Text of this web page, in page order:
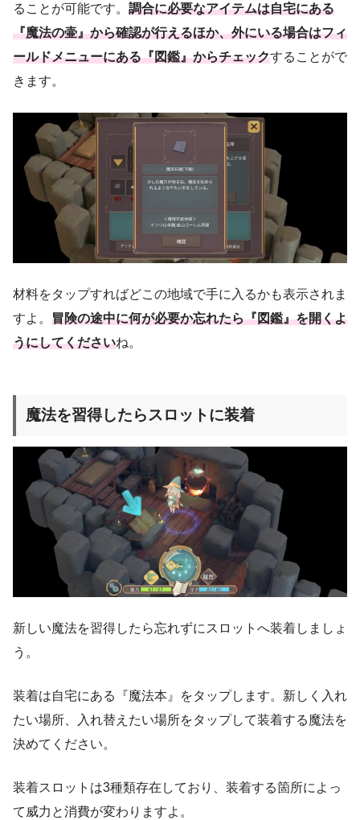
ることが可能です。 調合に必要なアイテムは自宅にある
『魔法の壷』から確認が行えるほか、外にいる場合はフィ
ールドメニューにある『図鑑』からチェックすることがで
きます。
材料をタップすればどこの地域で手に入るかも表示されま
すよ。 冒険の途中に何が必要か忘れたら『図鑑』を開くよ
うにしてくださいね。
魔法を習得したらスロットに装着
新しい魔法を習得したら忘れずにスロットへ装着しましょ
う。
装着は自宅にある『魔法本』をタップします。新しく入れ
たい場所、入れ替えたい場所をタップして装着する魔法を
決めてください。
装着スロットは3種類存在しており、装着する箇所によっ
て威力と消費が変わりますよ。